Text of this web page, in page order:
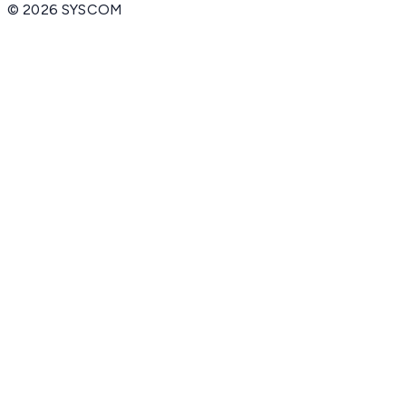
©2026 SYSCOM